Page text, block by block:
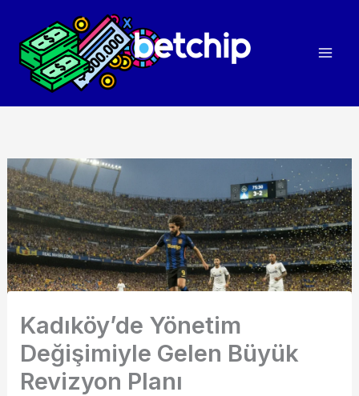
Kadıköy’de Yönetim
Değişimiyle Gelen Büyük
Revizyon Planı